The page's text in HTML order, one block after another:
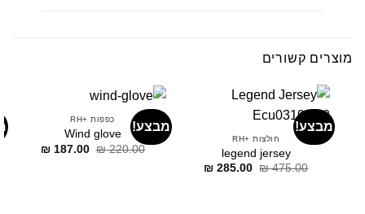
מוצרים קשורים
מבצע!
חולצות +RH
legend jersey
₪475.00
דילוג
₪ 285.00
דילוג
מבצע!
כפפות +RH
Wind glove
₪220.00
דילוג
₪187.00